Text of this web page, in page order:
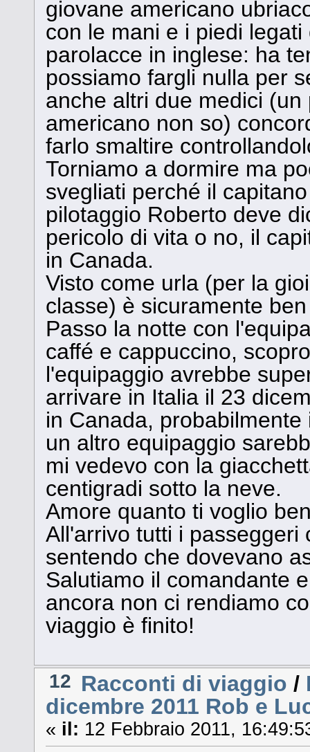
giovane americano
con le mani e i piedi
parolacce in inglese: ha
possiamo fargli nulla per
anche altri due medici
americano non so)
farlo smaltire
Torniamo a dormire ma
svegliati perché il
pilotaggio Roberto deve
pericolo di vita o no, il
in Canada.
Visto come urla (per la
classe) è sicuramente
Passo la notte con
caffé e cappuccino,
l'equipaggio avrebbe
arrivare in Italia il 23
in Canada,
un altro equipaggio
mi vedevo con la
centigradi sotto la neve.
Amore quanto ti voglio
All'arrivo tutti i passeggeri
sentendo che dovevano
Salutiamo il comandante
ancora non ci rendiamo
viaggio è finito!
12 Racconti di viaggio /
dicembre 2011 Rob e
« il: 12 Febbraio 2011,